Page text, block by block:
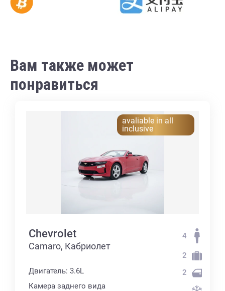
Вам также может
понравиться
avaliable in all
inclusive
Chevrolet
Camaro, Кабриолет
Двигатель: 3.6L
Камера заднего вида
4
2
2